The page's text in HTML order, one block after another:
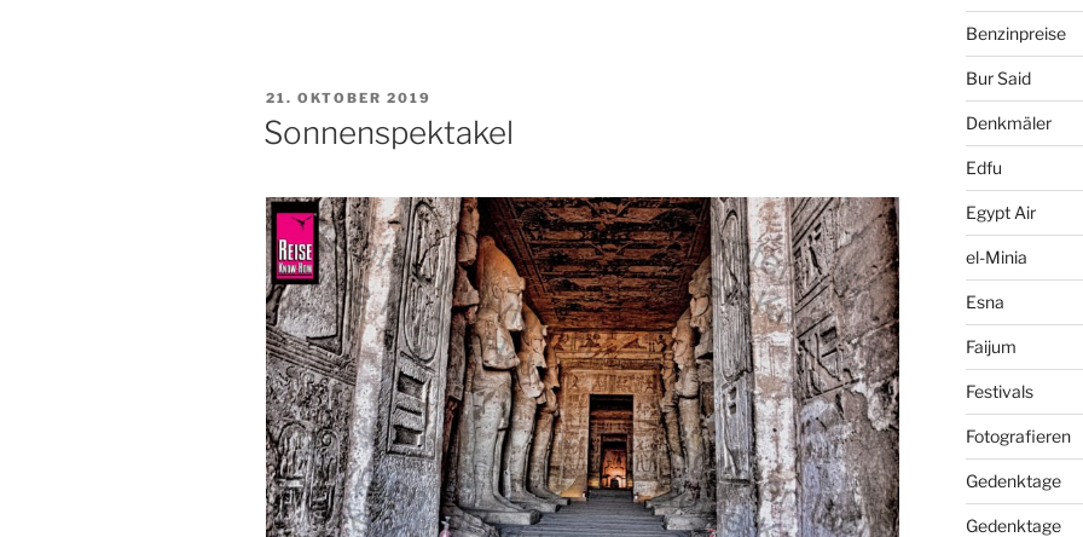
VERÖFFENTLICHT
AM
21. OKTOBER 2019
Sonnenspektakel
Benzinpreise
Bur Said
Denkmäler
Edfu
Egypt Air
el-Minia
Esna
Faijum
Festivals
Fotografieren
Gedenktage
Gedenktage